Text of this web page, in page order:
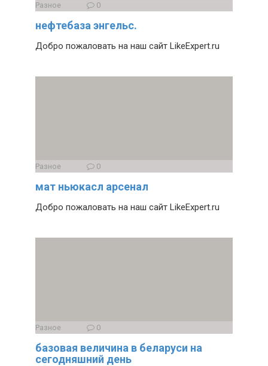
Разное 0
нефтебаза энгельс.
Добро пожаловать на наш сайт LikeExpert.ru
Разное 0
мат ньюкасл арсенал
Добро пожаловать на наш сайт LikeExpert.ru
Разное 0
базовая величина в беларуси на
сегодняшний день